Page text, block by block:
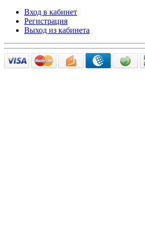
Вход в кабинет
Регистрация
Выход из кабинета